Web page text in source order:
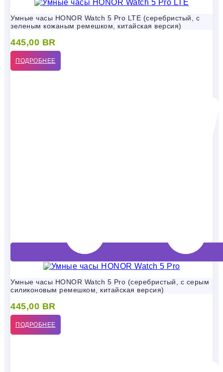
Умные часы HONOR Watch 5 Pro LTE (серебристый, с
зеленым кожаным ремешком, китайская версия)
445,00 BR
ПОДРОБНЕЕ
Умные часы HONOR Watch 5 Pro (серебристый, с серым
силиконовым ремешком, китайская версия)
445,00 BR
ПОДРОБНЕЕ